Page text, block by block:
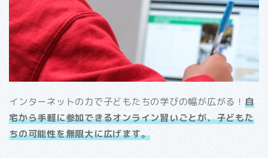
インターネットの力で子どもたちの学びの幅が広がる！ 自
宅から手軽に参加できるオンライン習いごとが、子どもた
ちの可能性を無限大に広げます。